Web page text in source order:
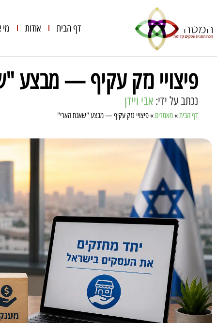
דף הבית אודות מי
פיצויי נזק עקיף — מבצע
נכתב על ידי:אבי ויידן
דף הבית»מאמרים »פיצויי נזק עקיף — מבצע "שאגת הארי"